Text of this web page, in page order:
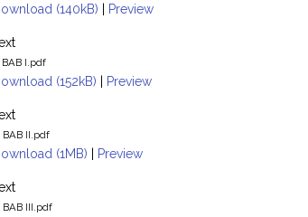
(140kB) | Preview
BAB I.pdf
(152kB) | Preview
BAB II.pdf
(1MB) | Preview
BAB III.pdf